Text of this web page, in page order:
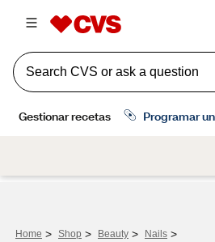
Home > Shop > Beauty > Nails >